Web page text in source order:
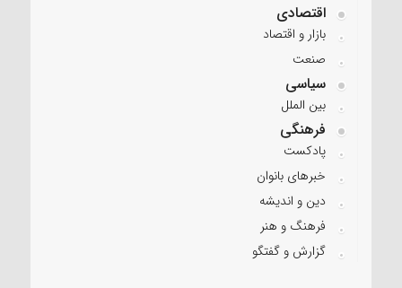
اقتصادی
بازار و اقتصاد
صنعت
سیاسی
بین الملل
فرهنگی
پادکست
خبرهای بانوان
دین و اندیشه
فرهنگ و هنر
گزارش و گفتگو